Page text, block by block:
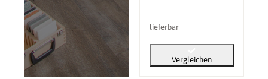
lieferbar
Vergleichen